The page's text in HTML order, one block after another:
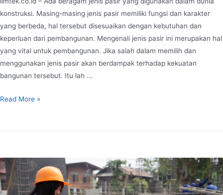
konstruksi. Masing-masing jenis pasir memiliki fungsi dan karakter
yang berbeda, hal tersebut disesuaikan dengan kebutuhan dan
keperluan dari pembangunan. Mengenali jenis pasir ini merupakan hal
yang vital untuk pembangunan. Jika salah dalam memilih dan
menggunakan jenis pasir akan berdampak terhadap kekuatan
bangunan tersebut. Itu lah …
Read More »